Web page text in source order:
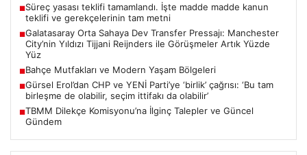
■Süreç yasası teklifi tamamlandı. İşte madde madde kanun
teklifi ve gerekçelerinin tam metni
■Galatasaray Orta Sahaya Dev Transfer Pressajı: Manchester
City’nin Yıldızı Tijjani Reijnders ile Görüşmeler Artık Yüzde
Yüz
■Bahçe Mutfakları ve Modern Yaşam Bölgeleri
■Gürsel Erol’dan CHP ve YENİ Parti’ye ‘birlik’ çağrısı: ‘Bu tam
birleşme de olabilir, seçim ittifakı da olabilir’
■TBMM Dilekçe Komisyonu’na İlginç Talepler ve Güncel
Gündem